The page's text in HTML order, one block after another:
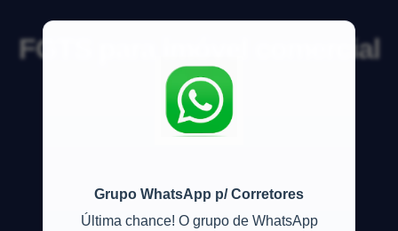
Grupo WhatsApp p/ Corretores
Última chance! O grupo de WhatsApp
FGTS para imóvel comercial
Posso?